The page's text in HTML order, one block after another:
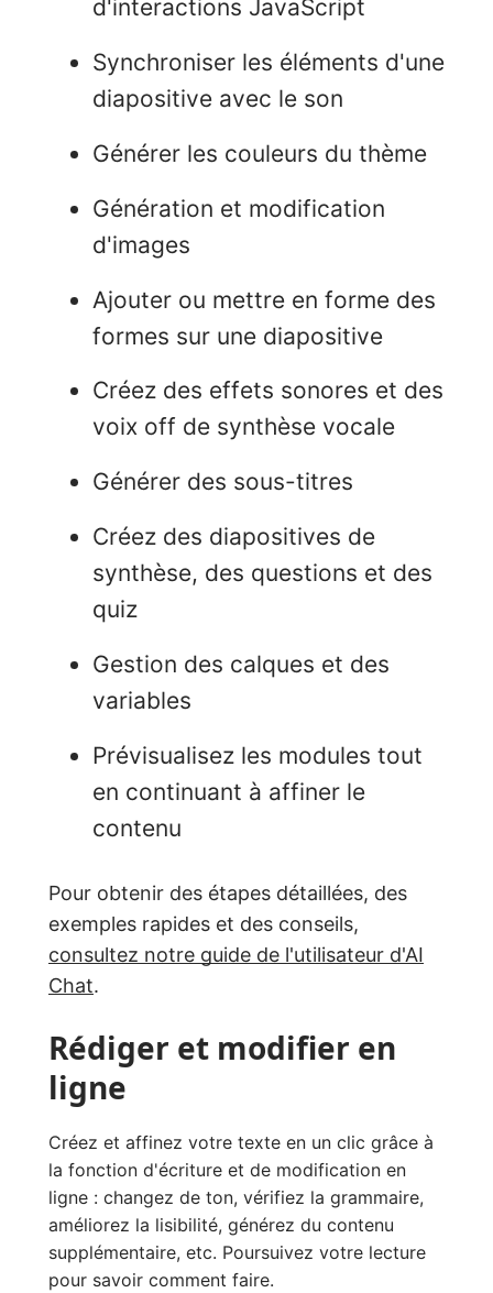
d'interactions JavaScript
Synchroniser les éléments d'une
diapositive avec le son
Générer les couleurs du thème
Génération et modification
d'images
Ajouter ou mettre en forme des
formes sur une diapositive
Créez des effets sonores et des
voix off de synthèse vocale
Générer des sous-titres
Créez des diapositives de
synthèse, des questions et des
quiz
Gestion des calques et des
variables
Prévisualisez les modules tout
en continuant à affiner le
contenu
Pour obtenir des étapes détaillées, des
exemples rapides et des conseils,
consultez notre guide de l'utilisateur d'AI
Chat.
Rédiger et modifier en
ligne
Créez et affinez votre texte en un clic grâce à
la fonction d'écriture et de modification en
ligne : changez de ton, vérifiez la grammaire,
améliorez la lisibilité, générez du contenu
supplémentaire, etc. Poursuivez votre lecture
pour savoir comment faire.